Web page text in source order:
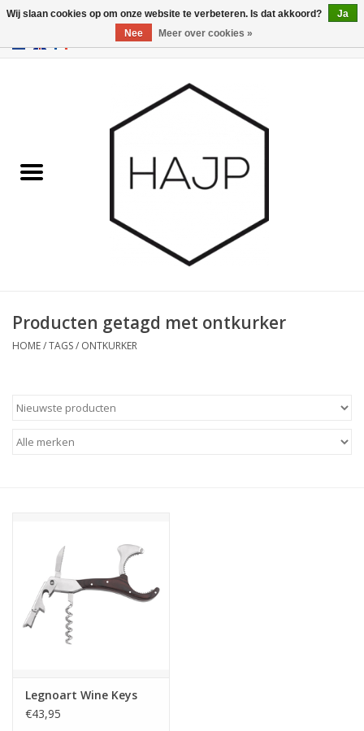
GBP/USD
Gadgets
Merken
Producten getagd met ontkurker
HOME/TAGS/ ONTKURKER
Legnoart Wine Keys
€43,95
Wij slaan cookies op om onze website te verbeteren. Is dat akkoord?
Ja
Nee
Meer over cookies »